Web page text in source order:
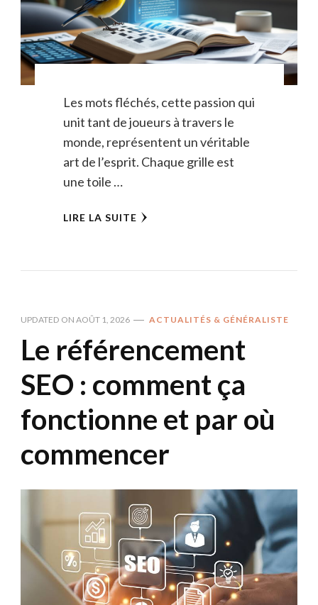
Les mots fléchés, cette passion qui
unit tant de joueurs à travers le
monde, représentent un véritable
art de l’esprit. Chaque grille est
une toile …
LIRE LA SUITE
UPDATED ON AOÛT 1, 2026 ACTUALITÉS & GÉNÉRALISTE
Le référencement
SEO : comment ça
fonctionne et par où
commencer